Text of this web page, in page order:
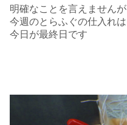
明確なことを言えませんが
今週のとらふぐの仕入れは
今日が最終日です